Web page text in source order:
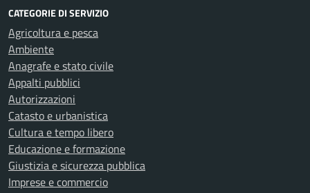
CATEGORIE DI SERVIZIO
Agricoltura e pesca
Ambiente
Anagrafe e stato civile
Appalti pubblici
Autorizzazioni
Catasto e urbanistica
Cultura e tempo libero
Educazione e formazione
Giustizia e sicurezza pubblica
Imprese e commercio